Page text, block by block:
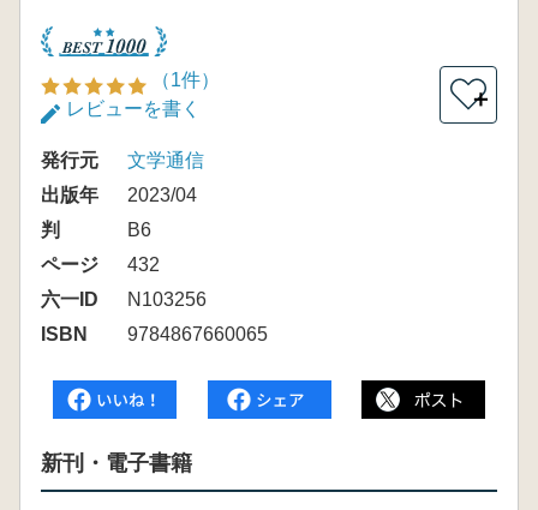
（1件）
レビューを書く
＋
発行元
文学通信
出版年
2023/04
判
B6
ページ
432
六一ID
N103256
ISBN
9784867660065
新刊・電子書籍